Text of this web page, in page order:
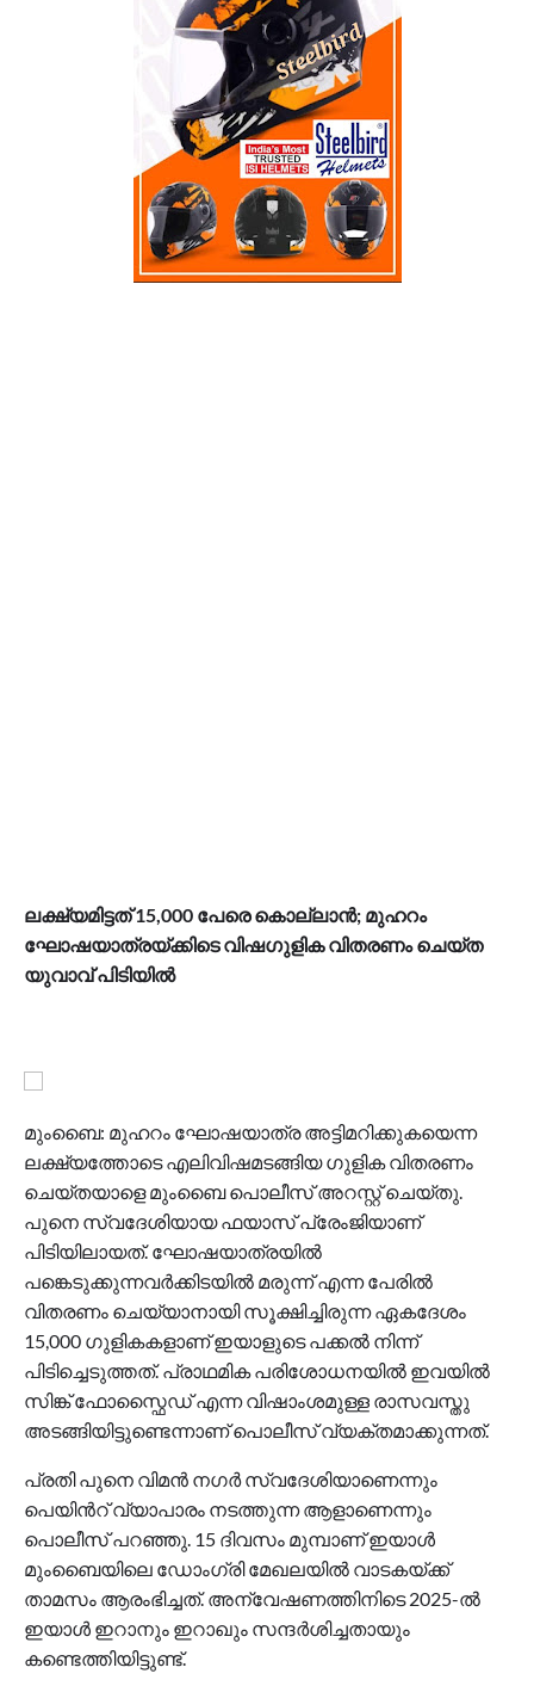
ലക്ഷ്യമിട്ടത് 15,000 പേരെ കൊല്ലാൻ; മുഹറം
ഘോഷയാത്രയ്ക്കിടെ വിഷഗുളിക വിതരണം ചെയ്ത
യുവാവ് പിടിയിൽ
മുംബൈ: മുഹറം ഘോഷയാത്ര അട്ടിമറിക്കുകയെന്ന
ലക്ഷ്യത്തോടെ എലിവിഷമടങ്ങിയ ഗുളിക വിതരണം
ചെയ്തയാളെ മുംബൈ പൊലീസ് അറസ്റ്റ് ചെയ്തു.
പുനെ സ്വദേശിയായ ഫയാസ് പ്രേംജിയാണ്
പിടിയിലായത്. ഘോഷയാത്രയില്‍
പങ്കെടുക്കുന്നവര്‍ക്കിടയില്‍ മരുന്ന് എന്ന പേരില്‍
വിതരണം ചെയ്യാനായി സൂക്ഷിച്ചിരുന്ന ഏകദേശം
15,000 ഗുളികകളാണ് ഇയാളുടെ പക്കല്‍ നിന്ന്
പിടിച്ചെടുത്തത്. പ്രാഥമിക പരിശോധനയില്‍ ഇവയില്‍
സിങ്ക് ഫോസ്ഫൈഡ് എന്ന വിഷാംശമുള്ള രാസവസ്തു
അടങ്ങിയിട്ടുണ്ടെന്നാണ് പൊലീസ് വ്യക്തമാക്കുന്നത്.
പ്രതി പുനെ വിമന്‍ നഗര്‍ സ്വദേശിയാണെന്നും
പെയിന്‍റ് വ്യാപാരം നടത്തുന്ന ആളാണെന്നും
പൊലീസ് പറഞ്ഞു. 15 ദിവസം മുമ്പാണ് ഇയാള്‍
മുംബൈയിലെ ഡോംഗ്രി മേഖലയില്‍ വാടകയ്ക്ക്
താമസം ആരംഭിച്ചത്. അന്വേഷണത്തിനിടെ 2025-ല്‍
ഇയാള്‍ ഇറാനും ഇറാഖും സന്ദര്‍ശിച്ചതായും
കണ്ടെത്തിയിട്ടുണ്ട്.